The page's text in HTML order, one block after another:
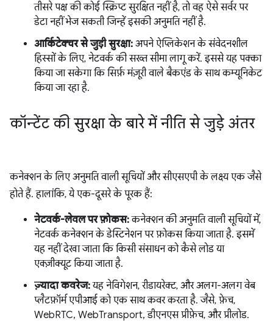
तीसरे पक्ष की कोई स्क्रिप्ट सुरक्षित नहीं है, तो वह ऐसे सर्वर पर
डेटा नहीं भेज सकती जिन्हें इसकी अनुमति नहीं है.
आर्किटेक्चर से जुड़ी सुरक्षा: अपने ऐप्लिकेशन के संवेदनशील
हिस्सों के लिए, नेटवर्क की सख्त सीमा लागू करें. इससे यह पक्का
किया जा सकेगा कि सिर्फ़ मंज़ूरी वाले बैकएंड के साथ कम्यूनिकेट
किया जा रहा है.
कॉन्टेंट की सुरक्षा के बारे में नीति से जुड़े अंतर
कनेक्शन के लिए अनुमति वाली सूचियों और सीएसएपी के लक्ष्य एक जैसे
होते हैं. हालांकि, ये एक-दूसरे के पूरक हैं:
नेटवर्क-लेवल पर फ़ोकस:कनेक्शन की अनुमति वाली सूचियों में,
नेटवर्क कनेक्शन के डेस्टिनेशन पर फ़ोकस किया जाता है. इसमें
यह नहीं देखा जाता कि किसी संसाधन को कैसे लोड या
एक्ज़ीक्यूट किया जाता है.
ज़्यादा कवरेज:यह नेविगेशन, रीडायरेक्ट, और अलग-अलग वेब
प्लैटफ़ॉर्म एपीआई को एक साथ कवर करता है. जैसे, फ़ेच,
WebRTC, WebTransport, डीएनएस प्रीफ़ेच, और प्रीलोड.